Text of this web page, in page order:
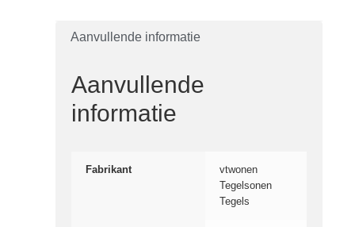
Aanvullende informatie
Aanvullende
informatie
Fabrikant
vtwonen
Tegelsonen
Tegels